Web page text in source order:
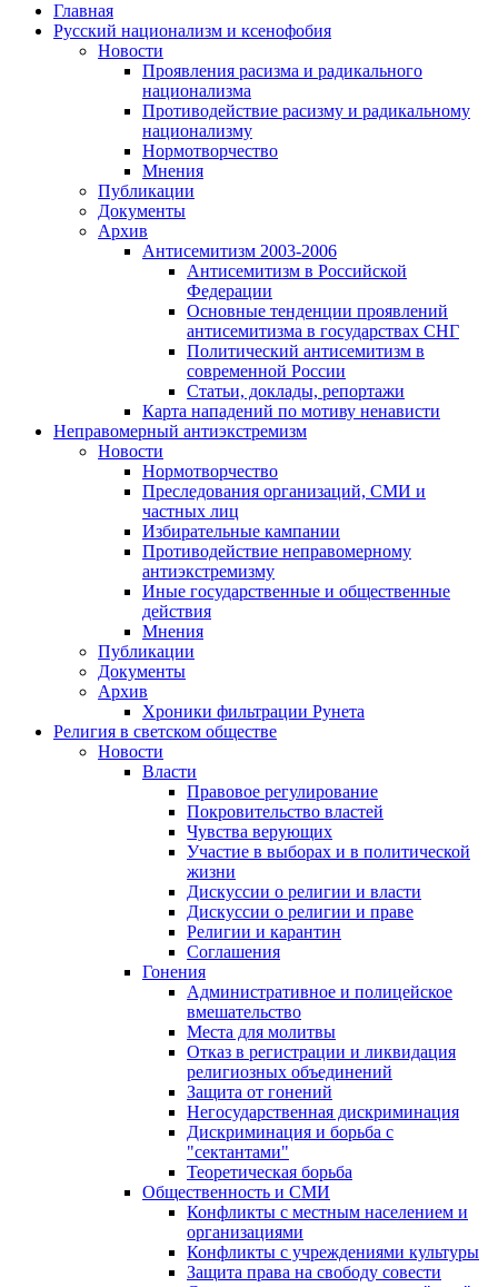
Главная
Русский национализм и ксенофобия
Новости
Проявления расизма и радикального
национализма
Противодействие расизму и радикальному
национализму
Нормотворчество
Мнения
Публикации
Документы
Архив
Антисемитизм 2003-2006
Антисемитизм в Российской
Федерации
Основные тенденции проявлений
антисемитизма в государствах СНГ
Политический антисемитизм в
современной России
Статьи, доклады, репортажи
Карта нападений по мотиву ненависти
Неправомерный антиэкстремизм
Новости
Нормотворчество
Преследования организаций, СМИ и
частных лиц
Избирательные кампании
Противодействие неправомерному
антиэкстремизму
Иные государственные и общественные
действия
Мнения
Публикации
Документы
Архив
Хроники фильтрации Рунета
Религия в светском обществе
Новости
Власти
Правовое регулирование
Покровительство властей
Чувства верующих
Участие в выборах и в политической
жизни
Дискуссии о религии и власти
Дискуссии о религии и праве
Религии и карантин
Соглашения
Гонения
Административное и полицейское
вмешательство
Места для молитвы
Отказ в регистрации и ликвидация
религиозных объединений
Защита от гонений
Негосударственная дискриминация
Дискриминация и борьба с
"сектантами"
Теоретическая борьба
Общественность и СМИ
Конфликты с местным населением и
организациями
Конфликты с учреждениями культуры
Защита права на свободу совести